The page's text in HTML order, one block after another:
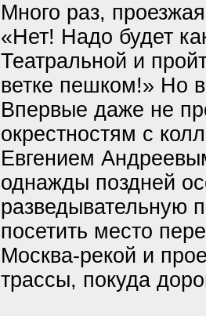
Много раз,
«Нет! Надо будет
Театральной и
ветке пешком!» Но
Впервые даже не
окрестностям с
Евгением
однажды поздней
разведывательную
посетить место
Москва-рекой и
трассы, покуда